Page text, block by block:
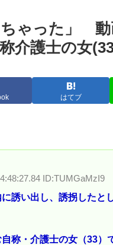
ちゃった」
介護士の女
はてブ
ID:TUMGaMzI9
誘い出し、誘拐したと
称・介護士の女（33）